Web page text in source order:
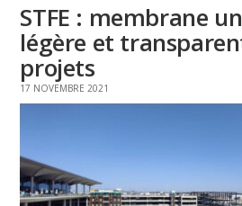
STFE : membrane
légère et
projets
17 NOVEMBRE 2021